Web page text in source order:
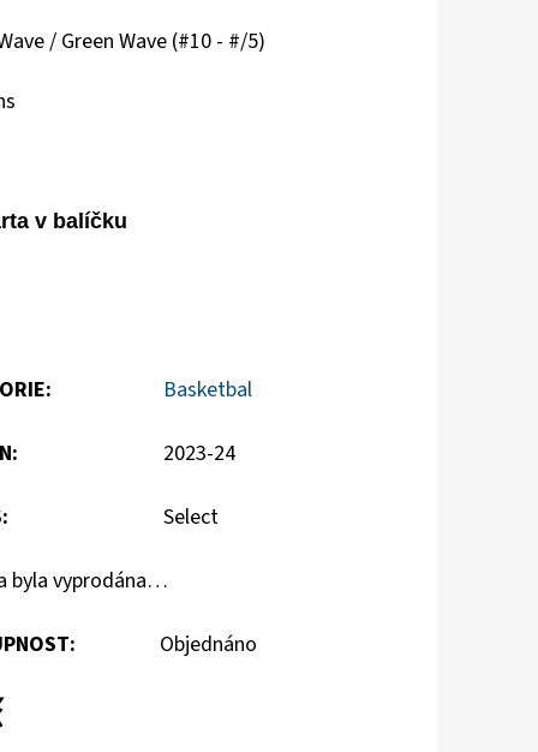
/ Green Wave (#10 - #/5)
v balíčku
: Basketbal
: 2023-24
: Select
byla vyprodána…
Objednáno